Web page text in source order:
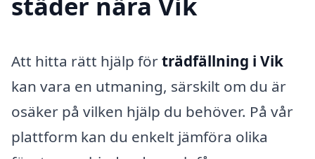
Att hitta rätt hjälp förträdfällning i Vik
kan vara en utmaning, särskilt om du är
osäker på vilken hjälp du behöver. På vår
plattform kan du enkelt jämföra olika